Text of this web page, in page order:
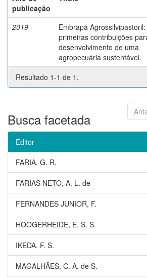
publicação
2019
Embrapa Agrossilvipastoril:
primeiras contribuições
desenvolvimento de uma
agropecuária sustentável.
Resultado 1-1 de 1.
Busca facetada
Editor
FARIA, G. R.
FARIAS NETO, A. L. de
FERNANDES JUNIOR, F.
HOOGERHEIDE, E. S. S.
IKEDA, F. S.
MAGALHÃES, C. A. de S.